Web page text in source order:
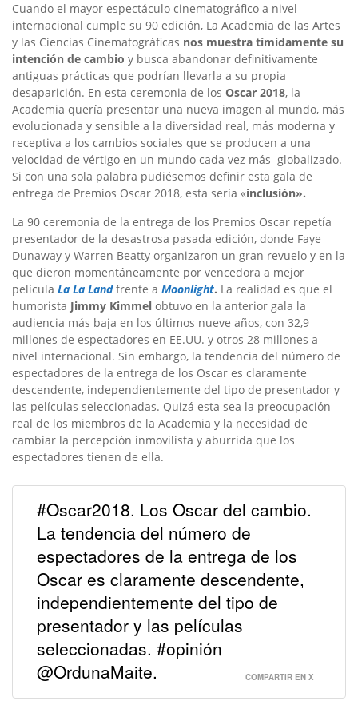
Cuando el mayor espectáculo cinematográfico a nivel
internacional cumple su 90 edición, La Academia de las Artes
y las Ciencias Cinematográficas nos muestra tímidamente su
intención de cambio y busca abandonar definitivamente
antiguas prácticas que podrían llevarla a su propia
desaparición. En esta ceremonia de los Oscar 2018, la
Academia quería presentar una nueva imagen al mundo, más
evolucionada y sensible a la diversidad real, más moderna y
receptiva a los cambios sociales que se producen a una
velocidad de vértigo en un mundo cada vez más globalizado.
Si con una sola palabra pudiésemos definir esta gala de
entrega de Premios Oscar 2018, esta sería «inclusión».
La 90 ceremonia de la entrega de los Premios Oscar repetía
presentador de la desastrosa pasada edición, donde Faye
Dunaway y Warren Beatty organizaron un gran revuelo y en la
que dieron momentáneamente por vencedora a mejor
película La La Landfrente a Moonlight. La realidad es que el
humorista Jimmy Kimmel obtuvo en la anterior gala la
audiencia más baja en los últimos nueve años, con 32,9
millones de espectadores en EE.UU. y otros 28 millones a
nivel internacional. Sin embargo, la tendencia del número de
espectadores de la entrega de los Oscar es claramente
descendente, independientemente del tipo de presentador y
las películas seleccionadas. Quizá esta sea la preocupación
real de los miembros de la Academia y la necesidad de
cambiar la percepción inmovilista y aburrida que los
espectadores tienen de ella.
#Oscar2018. Los Oscar del cambio.
La tendencia del número de
espectadores de la entrega de los
Oscar es claramente descendente,
independientemente del tipo de
presentador y las películas
seleccionadas. #opinión
@OrdunaMaite.
COMPARTIR EN X